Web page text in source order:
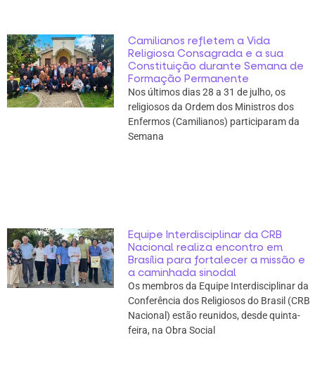
Camilianos refletem a Vida
Religiosa Consagrada e a sua
Constituição durante Semana de
Formação Permanente
Nos últimos dias 28 a 31 de julho, os
religiosos da Ordem dos Ministros dos
Enfermos (Camilianos) participaram da
Semana
Equipe Interdisciplinar da CRB
Nacional realiza encontro em
Brasília para fortalecer a missão e
a caminhada sinodal
Os membros da Equipe Interdisciplinar da
Conferência dos Religiosos do Brasil (CRB
Nacional) estão reunidos, desde quinta-
feira, na Obra Social